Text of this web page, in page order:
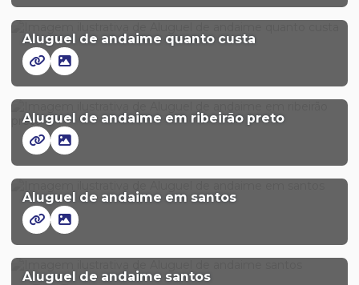
Aluguel de andaime quanto custa
Aluguel de andaime em ribeirão preto
Aluguel de andaime em santos
Aluguel de andaime santos